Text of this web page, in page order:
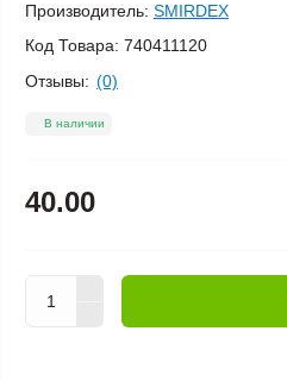
Производитель: SMIRDEX
Код Товара: 740411120
Отзывы: (0)
В наличии
40.00